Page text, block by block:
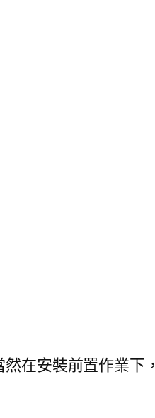
在安裝前置作業下